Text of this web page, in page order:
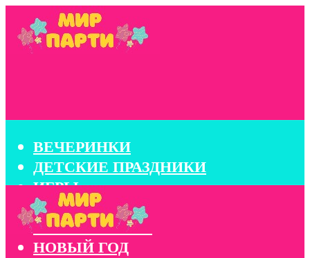
ВЕЧЕРИНКИ
ДЕТСКИЕ ПРАЗДНИКИ
ИГРЫ
КОНКУРСЫ
КОРПОРАТИВЫ
НОВЫЙ ГОД